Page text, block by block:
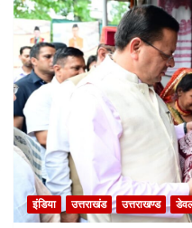
इंडिया उत्तराखंड उत्तराखण्ड